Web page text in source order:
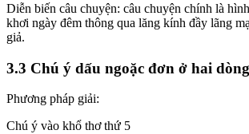
Diễn biến câu chuyện: câu chuyện chính là
khơi ngày đêm thông qua lăng kính đầy lãng
giả.
3.3 Chú ý dấu ngoặc đơn ở hai
Phương pháp giải:
Chú ý vào khổ thơ thứ 5